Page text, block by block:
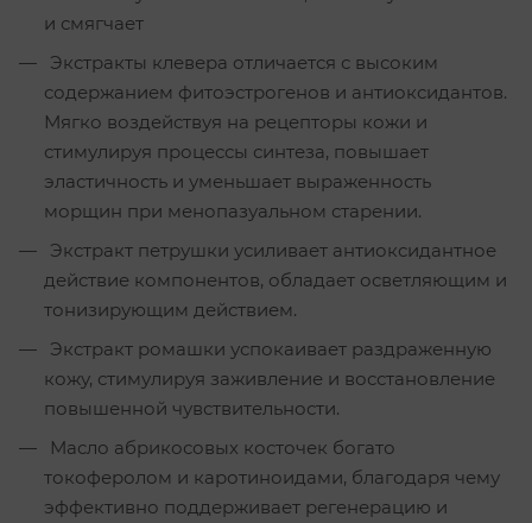
и смягчает
Экстракты клевера отличается с высоким
содержанием фитоэстрогенов и антиоксидантов.
Мягко воздействуя на рецепторы кожи и
стимулируя процессы синтеза, повышает
эластичность и уменьшает выраженность
морщин при менопазуальном старении.
Экстракт петрушки усиливает антиоксидантное
действие компонентов, обладает осветляющим и
тонизирующим действием.
Экстракт ромашки успокаивает раздраженную
кожу, стимулируя заживление и восстановление
повышенной чувствительности.
Масло абрикосовых косточек богато
токоферолом и каротиноидами, благодаря чему
эффективно поддерживает регенерацию и